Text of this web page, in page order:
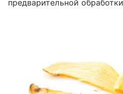
предварительной